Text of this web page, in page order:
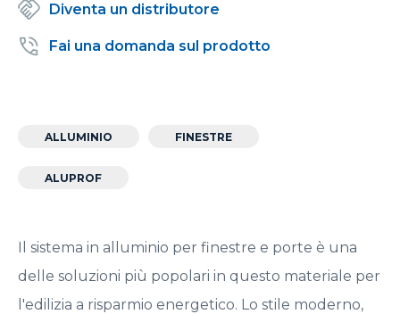
Diventa un distributore
Fai una domanda sul prodotto
ALLUMINIO FINESTRE
ALUPROF
Il sistema in alluminio per finestre e porte è una
delle soluzioni più popolari in questo materiale per
l'edilizia a risparmio energetico. Lo stile moderno,